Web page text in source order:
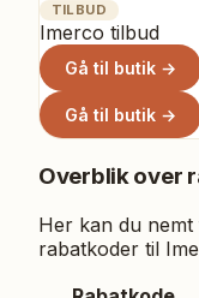
TILBUD
Imerco tilbud
Gå til butik →
Gå til butik →
Overblik over
Her kan du
rabatkoder til